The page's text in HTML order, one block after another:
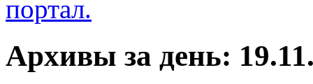
Архивы за день: